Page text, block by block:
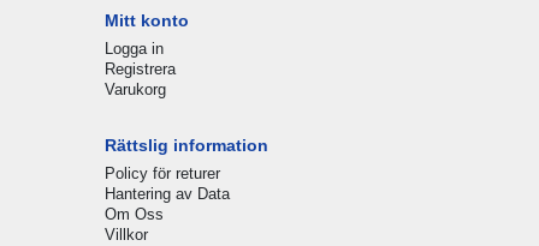
Mitt konto
Logga in
Registrera
Varukorg
Rättslig information
Policy för returer
Hantering av Data
Om Oss
Villkor